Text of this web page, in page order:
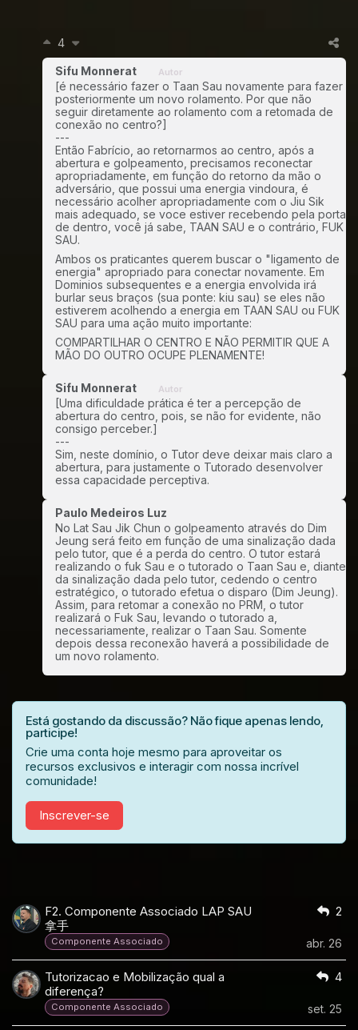
4
Sifu Monnerat Autor
[é necessário fazer o Taan Sau novamente para fazer
posteriormente um novo rolamento. Por que não
seguir diretamente ao rolamento com a retomada de
conexão no centro?]
---
Então Fabrício, ao retornarmos ao centro, após a
abertura e golpeamento, precisamos reconectar
apropriadamente, em função do retorno da mão o
adversário, que possui uma energia vindoura, é
necessário acolher apropriadamente com o Jiu Sik
mais adequado, se voce estiver recebendo pela porta
de dentro, você já sabe, TAAN SAU e o contrário, FUK
SAU.
Ambos os praticantes querem buscar o "ligamento de
energia" apropriado para conectar novamente. Em
Dominios subsequentes e a energia envolvida irá
burlar seus braços (sua ponte: kiu sau) se eles não
estiverem acolhendo a energia em TAAN SAU ou FUK
SAU para uma ação muito importante:
COMPARTILHAR O CENTRO E NÃO PERMITIR QUE A
MÃO DO OUTRO OCUPE PLENAMENTE!
Sifu Monnerat Autor
[Uma dificuldade prática é ter a percepção de
abertura do centro, pois, se não for evidente, não
consigo perceber.]
---
Sim, neste domínio, o Tutor deve deixar mais claro a
abertura, para justamente o Tutorado desenvolver
essa capacidade perceptiva.
Paulo Medeiros Luz
No Lat Sau Jik Chun o golpeamento através do Dim
Jeung será feito em função de uma sinalização dada
pelo tutor, que é a perda do centro. O tutor estará
realizando o fuk Sau e o tutorado o Taan Sau e, diante
da sinalização dada pelo tutor, cedendo o centro
estratégico, o tutorado efetua o disparo (Dim Jeung).
Assim, para retomar a conexão no PRM, o tutor
realizará o Fuk Sau, levando o tutorado a,
necessariamente, realizar o Taan Sau. Somente
depois dessa reconexão haverá a possibilidade de
um novo rolamento.
Está gostando da discussão? Não fique apenas lendo,
participe!
Crie uma conta hoje mesmo para aproveitar os
recursos exclusivos e interagir com nossa incrível
comunidade!
Inscrever-se
F2. Componente Associado LAP SAU
拿手
Componente Associado
2
abr. 26
Tutorizacao e Mobilização qual a
diferença?
Componente Associado
4
set. 25